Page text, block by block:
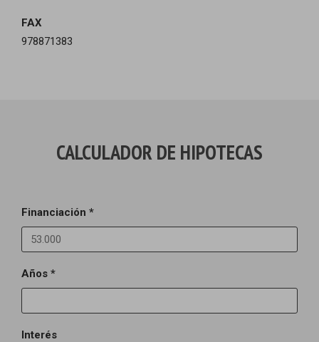
FAX
978871383
CALCULADOR DE HIPOTECAS
Financiación *
Años *
Interés